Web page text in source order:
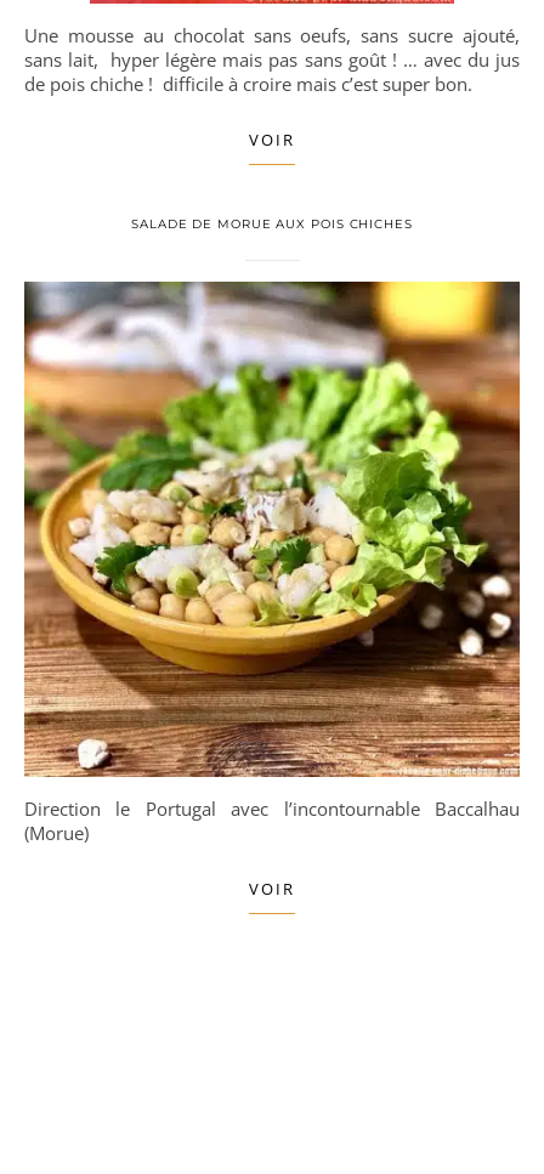
Une mousse au chocolat sans oeufs, sans sucre ajouté,
sans lait, hyper légère mais pas sans goût ! … avec du jus
de pois chiche ! difficile à croire mais c’est super bon.
VOIR
SALADE DE MORUE AUX POIS CHICHES
Direction le Portugal avec l’incontournable Baccalhau
(Morue)
VOIR